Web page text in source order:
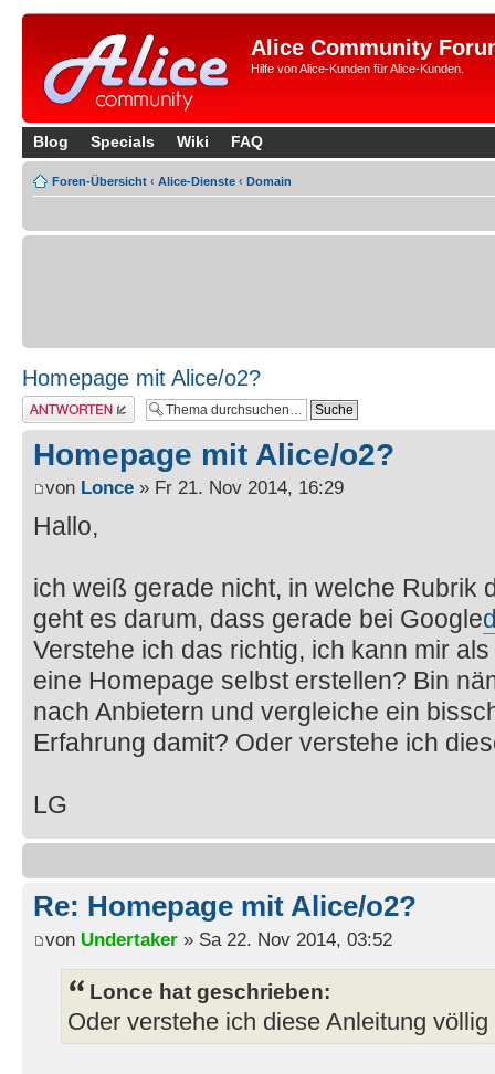
Alice Community
Hilfe von Alice-Kunden für Alice-Kunden.
Blog Specials Wiki FAQ
Foren-Übersicht ‹ Alice-Dienste ‹ Domain
Homepage mit Alice/o2?
Antwort erstellen
Homepage mit Alice/o2?
von Lonce » Fr 21. Nov 2014, 16:29
Hallo,
ich weiß gerade nicht, in welche Rubrik
geht es darum, dass gerade bei Google
Verstehe ich das richtig, ich kann mir
eine Homepage selbst erstellen? Bin
nach Anbietern und vergleiche ein
Erfahrung damit? Oder verstehe ich
LG
Re: Homepage mit Alice/o2?
von Undertaker » Sa 22. Nov 2014, 03:52
Lonce hat geschrieben:
Oder verstehe ich diese Anleitung